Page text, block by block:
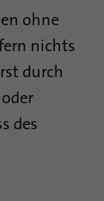
ohne
nichts
durch
des
der
um
diese
um
wie
hilft bei